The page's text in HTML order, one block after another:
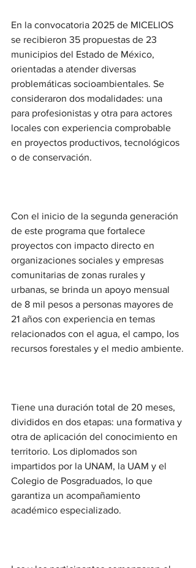
En la convocatoria 2025 de MICELIOS
se recibieron 35 propuestas de 23
municipios del Estado de México,
orientadas a atender diversas
problemáticas socioambientales. Se
consideraron dos modalidades: una
para profesionistas y otra para actores
locales con experiencia comprobable
en proyectos productivos, tecnológicos
o de conservación.
Con el inicio de la segunda generación
de este programa que fortalece
proyectos con impacto directo en
organizaciones sociales y empresas
comunitarias de zonas rurales y
urbanas, se brinda un apoyo mensual
de 8 mil pesos a personas mayores de
21 años con experiencia en temas
relacionados con el agua, el campo, los
recursos forestales y el medio ambiente.
Tiene una duración total de 20 meses,
divididos en dos etapas: una formativa y
otra de aplicación del conocimiento en
territorio. Los diplomados son
impartidos por la UNAM, la UAM y el
Colegio de Posgraduados, lo que
garantiza un acompañamiento
académico especializado.